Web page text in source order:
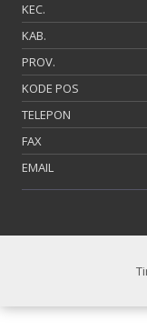
KEC.
KAB.
PROV.
KODE POS
TELEPON
FAX
EMAIL